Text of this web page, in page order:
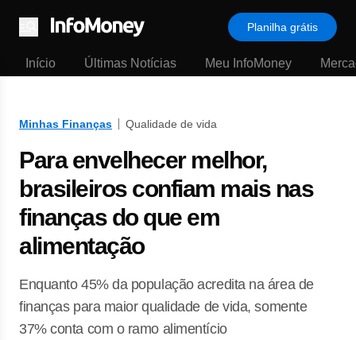
Menu
Planilha grátis
Início Últimas Notícias Meu InfoMoney
Minhas Finanças Qualidade de vida
Para envelhecer melhor,
brasileiros confiam mais nas
finanças do que em
alimentação
Enquanto 45% da população acredita na área de
finanças para maior qualidade de vida, somente
37% conta com o ramo alimentício